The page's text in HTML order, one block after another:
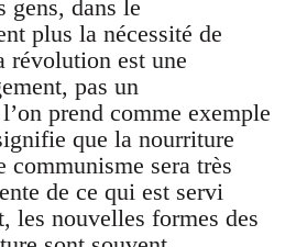
gens, dans le
plus la nécessité de
révolution est une
pas un
prend comme exemple
que la nourriture
communisme sera très
de ce qui est servi
les nouvelles formes des